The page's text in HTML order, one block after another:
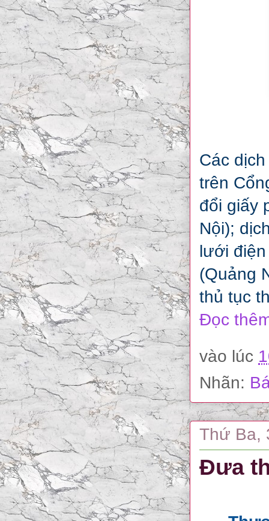
Các
trên
đổi giấy
Nội);
lưới điện
(Quảng
thủ tục
Đọc
vào lúc
Nhãn:
Thứ Ba,
Đưa